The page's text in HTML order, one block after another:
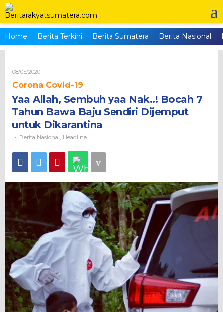
Skip
to
content
Home
Berita Terkini Berita Sumatera Berita Nasional
08/05/2020Oleh
Corona Covid-19
Yaa Allah, Sembuh yaa Nak..! Bocah 7
Tahun Bawa Baju Sendiri Dijemput
untuk Dikarantina
- Berita Nasional Headline